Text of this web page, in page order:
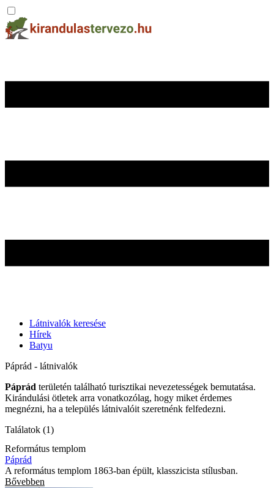
Látnivalók keresése
Hírek
Batyu
Páprád - látnivalók
Páprád területén található turisztikai nevezetességek bemutatása.
Kirándulási ötletek arra vonatkozólag, hogy miket érdemes
megnézni, ha a település látnivalóit szeretnénk felfedezni.
Találatok (1)
Református templom
Páprád
A református templom 1863-ban épült, klasszicista stílusban.
Bővebben